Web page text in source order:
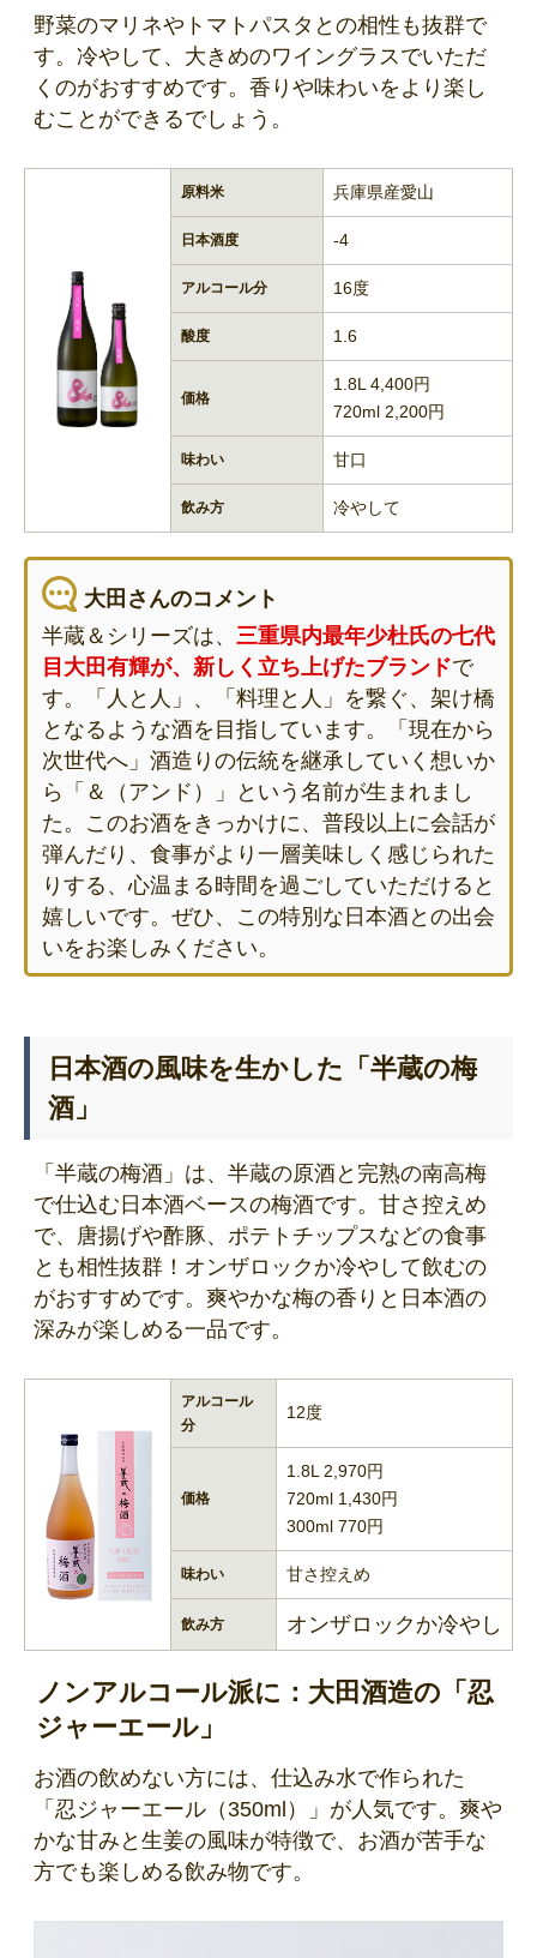
野菜のマリネやトマトパスタとの相性も抜群で
す。冷やして、大きめのワイングラスでいただ
くのがおすすめです。香りや味わいをより楽し
むことができるでしょう。
原料米 兵庫県産愛山
日本酒度 -4
アルコール分 16度
酸度 1.6
価格
1.8L 4,400円
720ml 2,200円
味わい 甘口
飲み方 冷やして
大田さんのコメント
半蔵＆シリーズは、 三重県内最年少杜氏の七代
目大田有輝が、新しく立ち上げたブランドで
す。「人と人」、「料理と人」を繋ぐ、架け橋
となるような酒を目指しています。「現在から
次世代へ」酒造りの伝統を継承していく想いか
ら「＆（アンド）」という名前が生まれまし
た。このお酒をきっかけに、普段以上に会話が
弾んだり、食事がより一層美味しく感じられた
りする、心温まる時間を過ごしていただけると
嬉しいです。ぜひ、この特別な日本酒との出会
いをお楽しみください。
日本酒の風味を生かした「半蔵の梅
酒」
「半蔵の梅酒」は、半蔵の原酒と完熟の南高梅
で仕込む日本酒ベースの梅酒です。甘さ控えめ
で、唐揚げや酢豚、ポテトチップスなどの食事
とも相性抜群！オンザロックか冷やして飲むの
がおすすめです。爽やかな梅の香りと日本酒の
深みが楽しめる一品です。
アルコール
分
12度
価格
1.8L 2,970円
720ml 1,430円
300ml 770円
味わい 甘さ控えめ
飲み方 オンザロックか冷やし
ノンアルコール派に：大田酒造の「忍
ジャーエール」
お酒の飲めない方には、仕込み水で作られた
「忍ジャーエール（350ml）」が人気です。爽や
かな甘みと生姜の風味が特徴で、お酒が苦手な
方でも楽しめる飲み物です。